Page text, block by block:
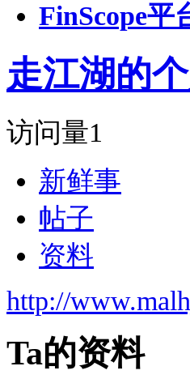
FinScope平
走江湖的
访问量1
新鲜事
帖子
资料
http://
Ta的资料